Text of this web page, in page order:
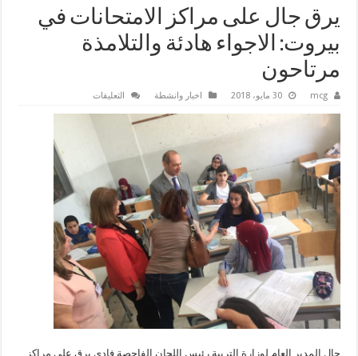
يرق جال على مراكز الامتحانات في
بيروت: الاجواء هادئة والتلامذة
مرتاحون
mcg 30 مايو، 2018 اخبار وانشطة التعليقات
جال
الامتحانات
الاجواء
هادئة
والتلامذة
مرتاحون
مغلقة
جال المدير العام لوزارة التربية رئيس اللجان الفاحصة فادي يرق على مراكز